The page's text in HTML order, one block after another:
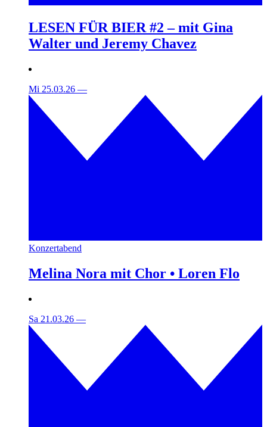
LESEN FÜR BIER #2 – mit Gina
Walter und Jeremy Chavez
Mi 25.03.26 —
Konzertabend
Melina Nora mit Chor • Loren Flo
Sa 21.03.26 —